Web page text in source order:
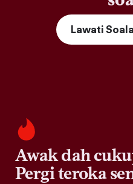
Lawati
Awak dah
Pergi teroka